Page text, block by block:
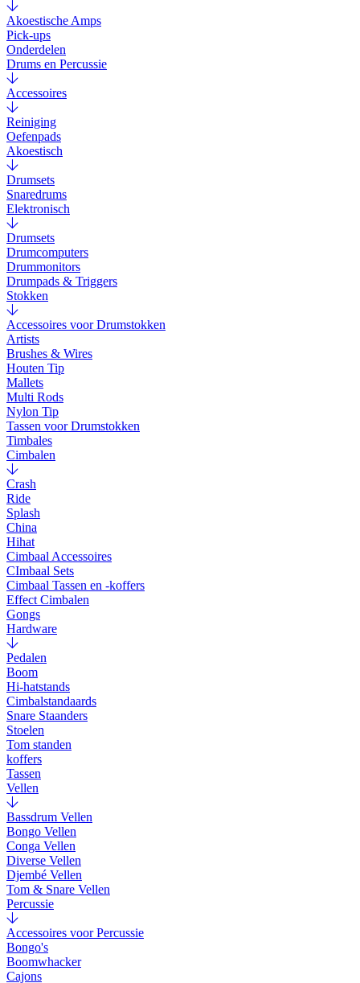
Akoestische Amps
Pick-ups
Onderdelen
Drums en Percussie
Accessoires
Reiniging
Oefenpads
Akoestisch
Drumsets
Snaredrums
Elektronisch
Drumsets
Drumcomputers
Drummonitors
Drumpads & Triggers
Stokken
Accessoires voor Drumstokken
Artists
Brushes & Wires
Houten Tip
Mallets
Multi Rods
Nylon Tip
Tassen voor Drumstokken
Timbales
Cimbalen
Crash
Ride
Splash
China
Hihat
Cimbaal Accessoires
CImbaal Sets
Cimbaal Tassen en -koffers
Effect Cimbalen
Gongs
Hardware
Pedalen
Boom
Hi-hatstands
Cimbalstandaards
Snare Staanders
Stoelen
Tom standen
koffers
Tassen
Vellen
Bassdrum Vellen
Bongo Vellen
Conga Vellen
Diverse Vellen
Djembé Vellen
Tom & Snare Vellen
Percussie
Accessoires voor Percussie
Bongo's
Boomwhacker
Cajons